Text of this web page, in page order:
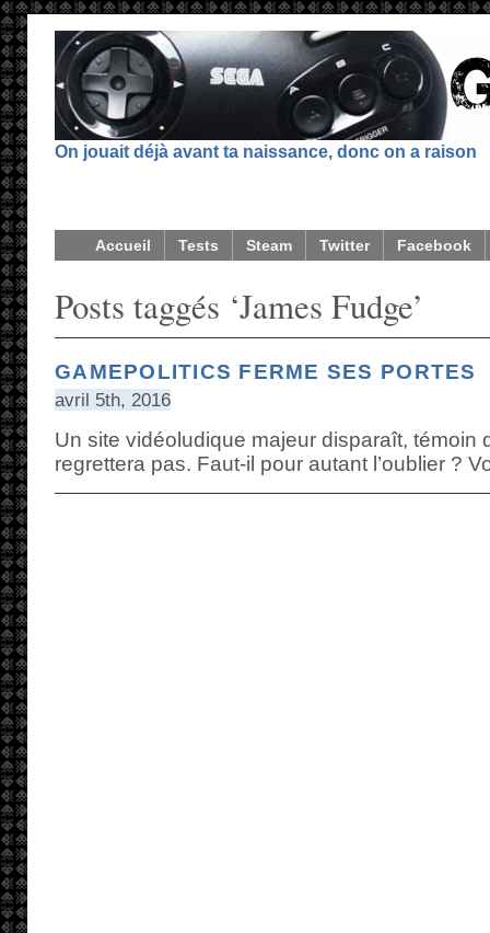
On jouait déjà avant ta naissance, donc on a raison
Accueil Tests Steam Twitter Facebook
Posts taggés ‘James Fudge’
GAMEPOLITICS FERME SES PORTES
avril 5th, 2016
Un site vidéoludique majeur disparaît, témoin
regrettera pas. Faut-il pour autant l’oublier ?